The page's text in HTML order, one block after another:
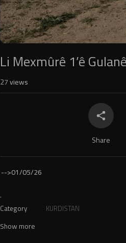
Li Mexmûrê 1’ê
27views
Share
-->01/05/26
.
Category KURDISTAN
Show more